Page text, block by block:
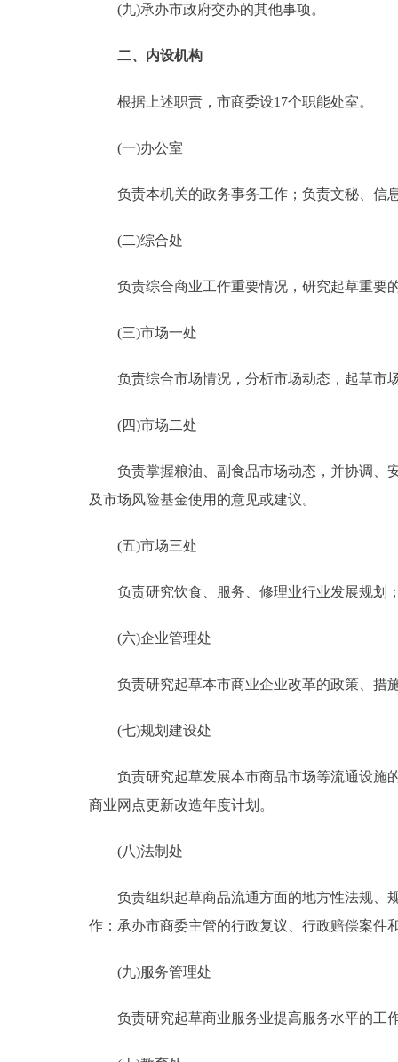
(九)承办市政府交办的其他事项。
二、内设机构
根据上述职责，市商委设17个职能处室。
(一)办公室
负责本机关的政务事务工作；负责文秘、信息
(二)综合处
负责综合商业工作重要情况，研究起草重要
(三)市场一处
负责综合市场情况，分析市场动态，起草市
(四)市场二处
负责掌握粮油、副食品市场动态，并协调、安
及市场风险基金使用的意见或建议。
(五)市场三处
负责研究饮食、服务、修理业行业发展规划
(六)企业管理处
负责研究起草本市商业企业改革的政策、措
(七)规划建设处
负责研究起草发展本市商品市场等流通设施的
商业网点更新改造年度计划。
(八)法制处
负责组织起草商品流通方面的地方性法规、规
作：承办市商委主管的行政复议、行政赔偿案件
(九)服务管理处
负责研究起草商业服务业提高服务水平的工作